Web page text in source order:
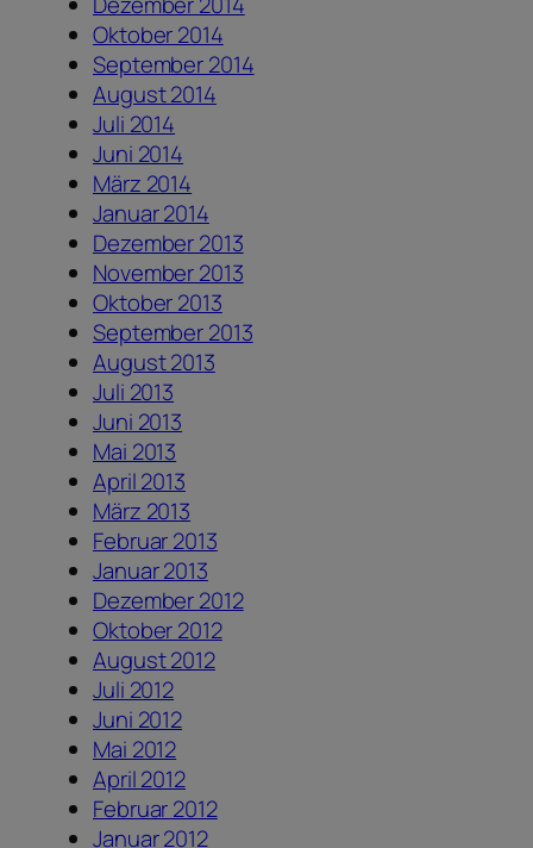
Oktober 2014
September 2014
August 2014
Juli 2014
Juni 2014
März 2014
Januar 2014
Dezember 2013
November 2013
Oktober 2013
September 2013
August 2013
Juli 2013
Juni 2013
Mai 2013
April 2013
März 2013
Februar 2013
Januar 2013
Dezember 2012
Oktober 2012
August 2012
Juli 2012
Juni 2012
Mai 2012
April 2012
Februar 2012
Januar 2012